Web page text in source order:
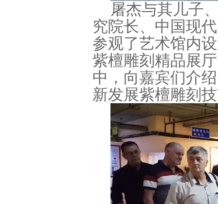
屠杰与其儿子
究院长、中国现
参观了艺术馆内
紫檀雕刻精品展
中，向嘉宾们介
新发展紫檀雕刻